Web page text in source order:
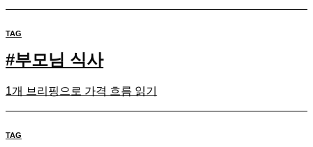
TAG
#부모님 식사
1개 브리핑으로 가격 흐름 읽기
TAG